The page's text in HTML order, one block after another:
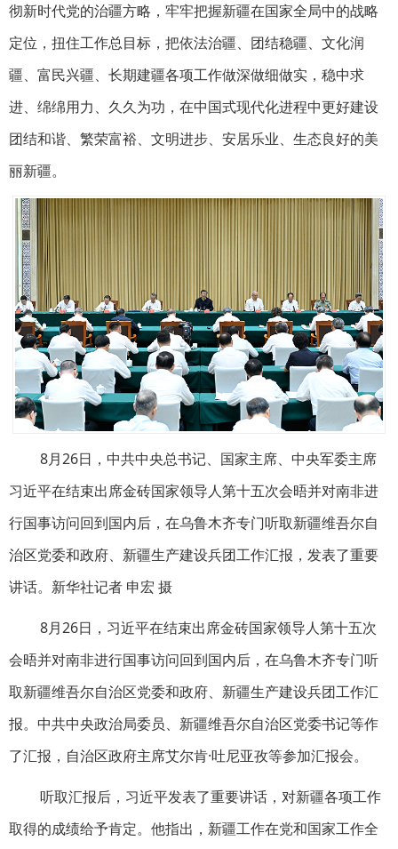
彻新时代党的治疆方略，牢牢把握新疆在国家全局中的战略
定位，扭住工作总目标，把依法治疆、团结稳疆、文化润
疆、富民兴疆、长期建疆各项工作做深做细做实，稳中求
进、绵绵用力、久久为功，在中国式现代化进程中更好建设
团结和谐、繁荣富裕、文明进步、安居乐业、生态良好的美
丽新疆。
8月26日，中共中央总书记、国家主席、中央军委主席
习近平在结束出席金砖国家领导人第十五次会晤并对南非进
行国事访问回到国内后，在乌鲁木齐专门听取新疆维吾尔自
治区党委和政府、新疆生产建设兵团工作汇报，发表了重要
讲话。新华社记者 申宏 摄
8月26日，习近平在结束出席金砖国家领导人第十五次
会晤并对南非进行国事访问回到国内后，在乌鲁木齐专门听
取新疆维吾尔自治区党委和政府、新疆生产建设兵团工作汇
报。中共中央政治局委员、新疆维吾尔自治区党委书记等作
了汇报，自治区政府主席艾尔肯·吐尼亚孜等参加汇报会。
听取汇报后，习近平发表了重要讲话，对新疆各项工作
取得的成绩给予肯定。他指出，新疆工作在党和国家工作全